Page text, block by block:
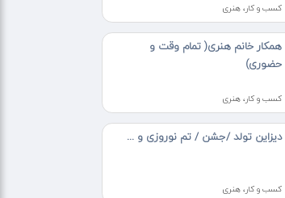
کسب و کار، هنری
همکار خانم هنری( تمام وقت و
حضوری)
کسب و کار، هنری
دیزاین تولد /جشن / تم نوروزی و ...
کسب و کار، هنری